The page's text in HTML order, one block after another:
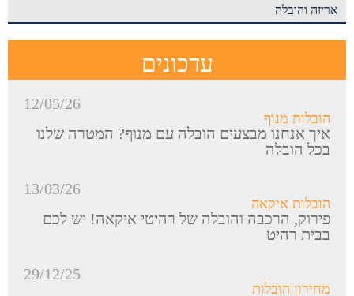
אריזה והובלה
עדכונים
12/05/26
הובלות מנוף
איך אנחנו מבצעים הובלה עם מנוף? המטרה שלנו
בכל הובלה
13/03/26
הובלות איקאה
פירוק, הרכבה והובלה של רהיטי איקאה! יש לכם
בבית רהיט
29/12/25
מחירון הובלות